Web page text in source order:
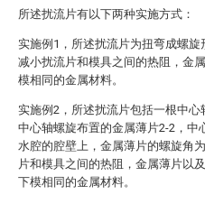
所述扰流片有以下两种实施方式：
实施例1，所述扰流片为扭弯成螺旋
减小扰流片和模具之间的热阻，金
模相同的金属材料。
实施例2，所述扰流片包括一根中心
中心轴螺旋布置的金属薄片2-2，中
水腔的腔壁上，金属薄片的螺旋角
片和模具之间的热阻，金属薄片以
下模相同的金属材料。